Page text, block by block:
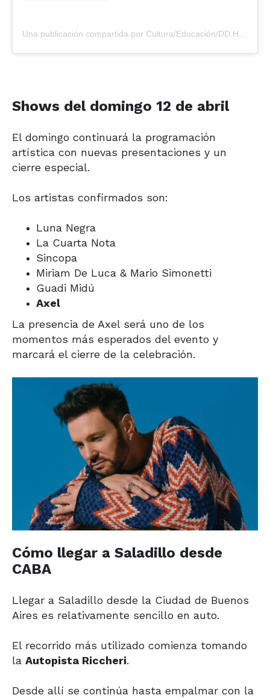
Una publicación compartida por Cultura/Educación/DD.HH (@cedhsaladillo)
Shows del domingo 12 de abril
El domingo continuará la programación
artística con nuevas presentaciones y un
cierre especial.
Los artistas confirmados son:
Luna Negra
La Cuarta Nota
Sincopa
Miriam De Luca & Mario Simonetti
Guadi Midú
Axel
La presencia de Axel será uno de los
momentos más esperados del evento y
marcará el cierre de la celebración.
Cómo llegar a Saladillo desde
CABA
Llegar a Saladillo desde la Ciudad de Buenos
Aires es relativamente sencillo en auto.
El recorrido más utilizado comienza tomando
la Autopista Riccheri.
Desde allí se continúa hasta empalmar con la